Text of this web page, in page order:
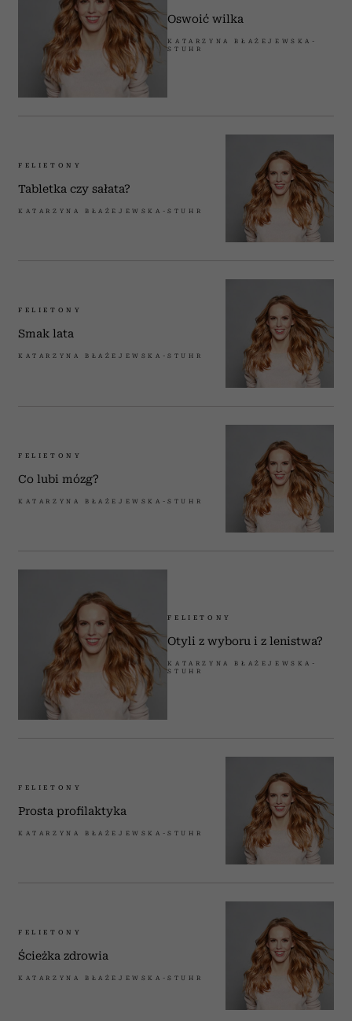
Oswoić wilka
KATARZYNA BŁAŻEJEWSKA-
STUHR
FELIETONY
Tabletka czy sałata?
KATARZYNA BŁAŻEJEWSKA-STUHR
FELIETONY
Smak lata
KATARZYNA BŁAŻEJEWSKA-STUHR
FELIETONY
Co lubi mózg?
KATARZYNA BŁAŻEJEWSKA-STUHR
FELIETONY
Otyli z wyboru i z lenistwa?
KATARZYNA BŁAŻEJEWSKA-
STUHR
FELIETONY
Prosta profilaktyka
KATARZYNA BŁAŻEJEWSKA-STUHR
FELIETONY
Ścieżka zdrowia
KATARZYNA BŁAŻEJEWSKA-STUHR